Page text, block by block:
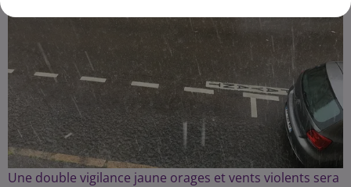
Une double vigilance jaune orages et vents violents sera